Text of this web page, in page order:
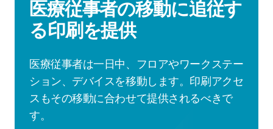
医療従事者の移動に追従す
る印刷を提供
医療従事者は一日中、フロアやワークステー
ション、デバイスを移動します。印刷アクセ
スもその移動に合わせて提供されるべきで
す。